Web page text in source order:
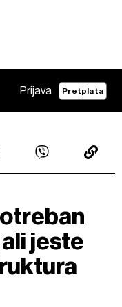
Prijava Pretplata
jeste